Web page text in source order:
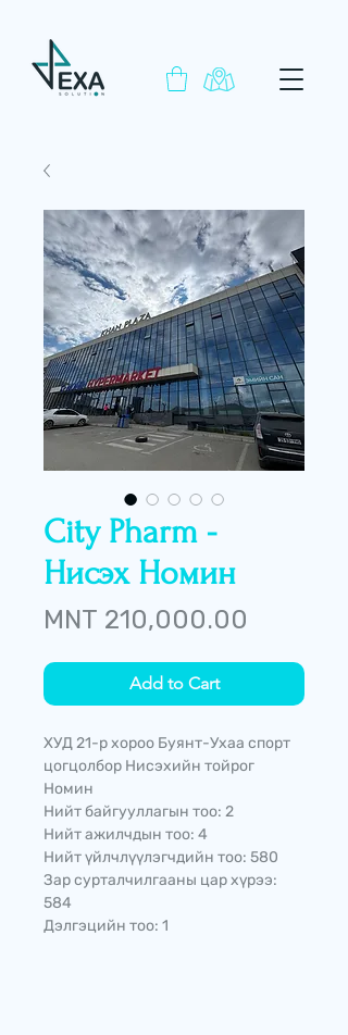
City Pharm -
Нисэх Номин
MNT 210,000.00
Add to Cart
ХУД 21-р хороо Буянт-Ухаа спорт
цогцолбор Нисэхийн тойрог
Номин
Нийт байгууллагын тоо: 2
Нийт ажилчдын тоо: 4
Нийт үйлчлүүлэгчдийн тоо: 580
Зар сурталчилгааны цар хүрээ:
584
Дэлгэцийн тоо: 1